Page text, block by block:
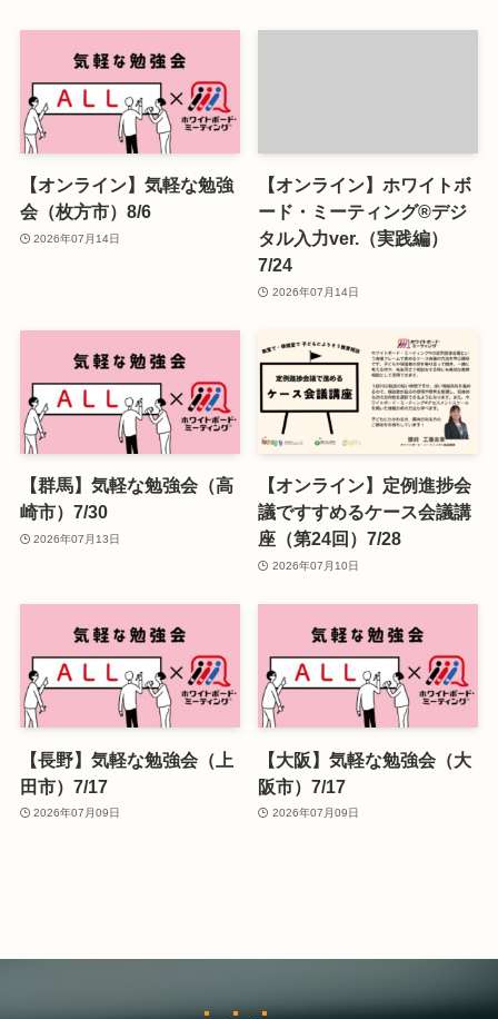
【オンライン】気軽な勉強
会（枚方市）8/6
2026年07月14日
【オンライン】ホワイトボ
ード・ミーティング®デジ
タル入力ver.（実践編）
7/24
2026年07月14日
【群馬】気軽な勉強会（高
崎市）7/30
2026年07月13日
【オンライン】定例進捗会
議ですすめるケース会議講
座（第24回）7/28
2026年07月10日
【長野】気軽な勉強会（上
田市）7/17
2026年07月09日
【大阪】気軽な勉強会（大
阪市）7/17
2026年07月09日